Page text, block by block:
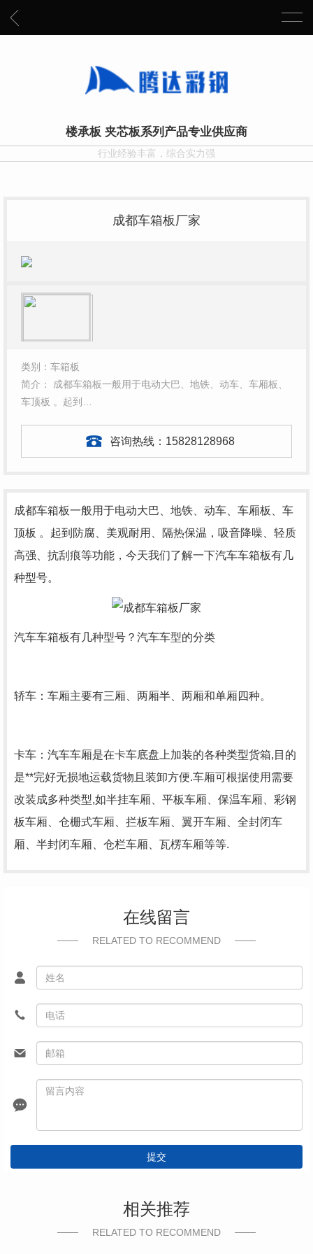
楼承板 夹芯板系列产品专业供应商
行业经验丰富，综合实力强
成都车箱板厂家
类别：车箱板
简介： 成都车箱板一般用于电动大巴、地铁、动车、车厢板、
车顶板 。起到…
咨询热线： 15828128968
成都车箱板一般用于电动大巴、地铁、动车、车厢板、车
顶板 。起到防腐、美观耐用、隔热保温，吸音降噪、轻质
高强、抗刮痕等功能，今天我们了解一下汽车车箱板有几
种型号。
汽车车箱板有几种型号？汽车车型的分类
轿车：车厢主要有三厢、两厢半、两厢和单厢四种。
卡车：汽车车厢是在卡车底盘上加装的各种类型货箱,目的
是**完好无损地运载货物且装卸方便.车厢可根据使用需要
改装成多种类型,如半挂车厢、平板车厢、保温车厢、彩钢
板车厢、仓栅式车厢、拦板车厢、翼开车厢、全封闭车
厢、半封闭车厢、仓栏车厢、瓦楞车厢等等.
在线留言
RELATED TO RECOMMEND
提交
相关推荐
RELATED TO RECOMMEND